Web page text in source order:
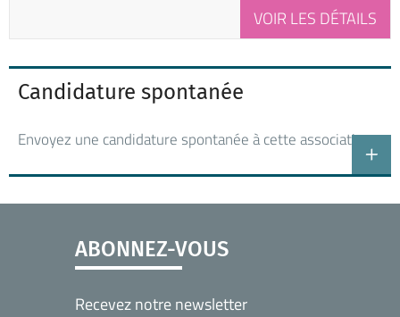
VOIR LES DÉTAILS
Candidature spontanée
Envoyez une candidature spontanée à cette association
ABONNEZ-VOUS
Recevez notre newsletter